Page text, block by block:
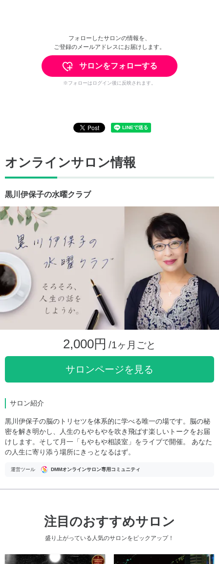
フォローしたサロンの情報を、
ご登録のメールアドレスにお届けします。
サロンをフォローする
※フォローはログイン後に反映されます。
オンラインサロン情報
黒川伊保子の水曜クラブ
2,000円 /1ヶ月ごと
サロンページを見る
サロン紹介
黒川伊保子の脳のトリセツを体系的に学べる唯一の場です。脳の秘
密を解き明かし、人生のもやもやを吹き飛ばす楽しいトークをお届
けします。そして月一「もやもや相談室」をライブで開催。 あなた
の人生に寄り添う場所にきっとなるはず。
運営ツール DMMオンラインサロン専用コミュニティ
注目のおすすめサロン
盛り上がっている人気のサロンをピックアップ！